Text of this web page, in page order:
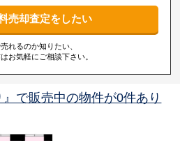
売却査定をしたい
れるのか知りたい、
お気軽にご相談下さい。
』で販売中の物件が0件あり